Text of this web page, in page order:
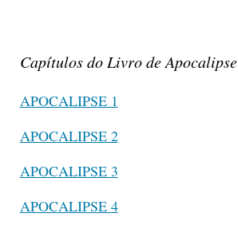
Capítulos do Livro de Apocalipse
APOCALIPSE 1
APOCALIPSE 2
APOCALIPSE 3
APOCALIPSE 4